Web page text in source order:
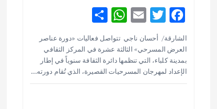
F
ac
e
b
o
T
w
it
te
r
E
ai
l
W
h
at
s
A
h
ar
e
الشارقة/ أحسان ناجي تتواصل فعاليات «دورة عناصر
العرض المسرحي» الثالثة عشرة في المركز الثقافي
بمدينة كلباء، التي تنظمها دائرة الثقافة سنوياً في إطار
الإعداد لمهرجان المسرحيات القصيرة، الذي تُقام دورته…